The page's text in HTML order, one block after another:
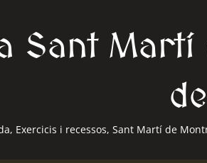
Sant Martí
, Exercicis i recessos, Sant Martí de